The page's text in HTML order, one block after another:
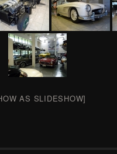
AS SLIDESHOW]